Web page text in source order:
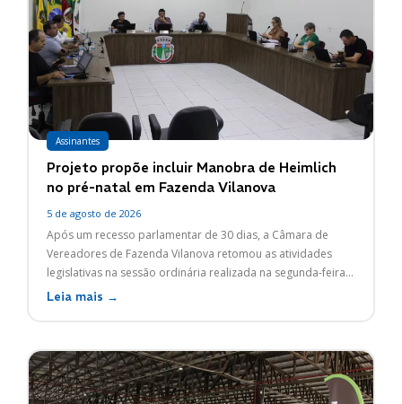
Assinantes
Projeto propõe incluir Manobra de Heimlich
no pré-natal em Fazenda Vilanova
5 de agosto de 2026
Após um recesso parlamentar de 30 dias, a Câmara de
Vereadores de Fazenda Vilanova retomou as atividades
legislativas na sessão ordinária realizada na segunda-feira...
Leia mais →